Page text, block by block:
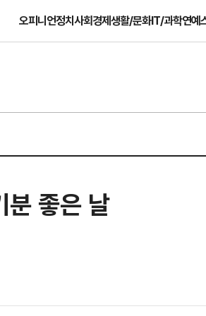
오피니언정치사회경제생활/문화IT/과학연예
분 좋은 날